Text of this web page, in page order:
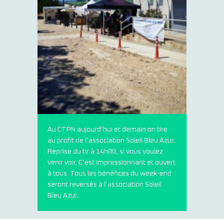
Au CTPN aujourd’hui et demain on tire
au profit de l’association Soleil Bleu Azur.
Reprise du tir à 14h00, si vous voulez
venir voir. C’est impressionnant et ouvert
à tous. Tous les bénéfices du week-end
seront reversés à l’association Soleil
Bleu Azur.